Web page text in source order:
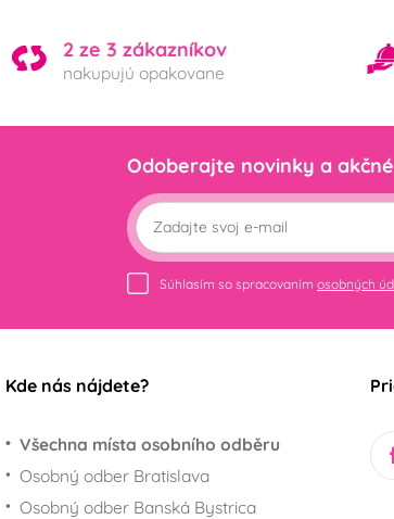
2 ze 3 zákazníkov
nakupujú opakovane
Odoberajte novinky a
Súhlasím so spracovaním osobných
Kde nás nájdete?
Všechna místa osobního odběru
Osobný odber Bratislava
Osobný odber Banská Bystrica